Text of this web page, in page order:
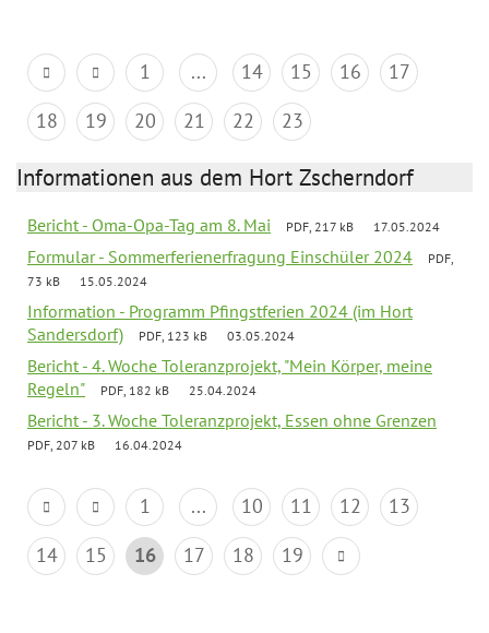
1 ... 14 15 16
17
18
19 20 21 22 23
Informationen aus dem Hort Zscherndorf
Bericht - Oma-Opa-Tag am 8. Mai PDF, 217 kB 17.05.2024
Formular - Sommerferienerfragung Einschüler 2024
PDF,
73 kB
15.05.2024
Information - Programm Pfingstferien 2024 (im Hort
Sandersdorf)
PDF, 123 kB 03.05.2024
Bericht - 4. Woche Toleranzprojekt, "Mein Körper, meine
Regeln"
PDF, 182 kB 25.04.2024
Bericht - 3. Woche Toleranzprojekt, Essen ohne Grenzen
PDF, 207 kB 16.04.2024
1 ... 10 11 12
13
14
15 16 17 18 19